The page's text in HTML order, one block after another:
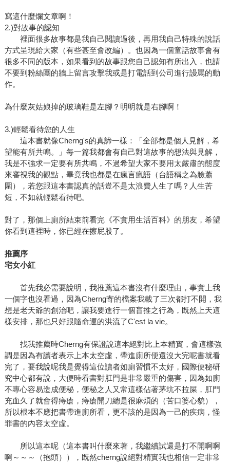
寫這什麼爛文章啊！
2.)對故事的認知
裡面很多故事都是我自己閱讀過後，再用我自己特殊的說話
方式呈現給大家（有些甚至會改編）。也因為一個童話故事會有
很多不同的版本，如果看到的故事跟您自己認知有所出入，也請
不要到粉絲團的牆上留言攻擊我或是打電話到公司進行謾罵的動
作。
為什麼灰姑娘掉的玻璃鞋是左腳？明明就是右腳啊！
3.)輕鬆看待您的人生
這本書就像Cherng's的真諦一樣：「全部都是個人見解，希
望能有所共鳴。」每一篇我都會有自己對這故事的想法與見解，
我是不強求一定要有所共鳴，不過希望大家不要用太嚴肅的態度
來審視我的觀點，畢竟我也都是在瘋言瘋語（台語稱之為臉蕭
圍），若您跟這本書認真的話豈不是太浪費人生了嗎？人生苦
短，不如就輕鬆看待吧。
對了，那個上廁所結束前看完《不實用生活百科》的朋友，希望
你看到這裡時，你已經在擦屁股了。
推薦序
宅女小紅
首先我必需要說明，我推薦這本書沒有什麼理由，事實上我
一個字也沒看過，因為Cherng寄的檔案我載了三次都打不開，我
想是老天爺的創治吧，讓我要進行一個盲推之行為，既然上天這
樣安排，那也只好跟隨命運的洪流了C'est la vie。
找我推薦時Cherng有保證說這本絕對比上本精實，會這樣強
調是因為有讀者表示上本太空虛，帶進廁所便還沒大完呢書就看
完了，要我說呢我是覺得這位讀者如廁習慣不太好，國際便秘研
究中心都有說，大便時看書對肛門是非常嚴重的傷害，因為如廁
不專心容易造成便秘，便秘之人又常這樣佔著茅坑不拉屎，肛門
充血久了就會得痔瘡，痔瘡開刀總是很麻煩的（苦口婆心貌），
所以根本不應把書帶進廁所看，更不該的是因為一己的疾病，怪
罪書的內容太空虛。
所以這本呢（這本書叫什麼來著，我繼續試還是打不開啊啊
啊～～～（抱頭）），既然cherng說絕對精實我也相信一定非常